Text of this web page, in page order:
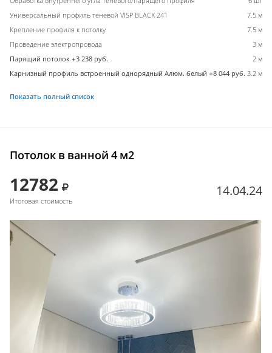
Универсальный профиль теневой VISP BLACK 241
7.5 м
Крепление профиля к потолку
7.5 м
Проведение электропровода
3 м
Парящий потолок +3 238 руб.
2 м
Карнизный профиль встроенный однорядный Алюм. белый +8 044 руб. 3.2 м
Показать полный список
Потолок в ванной 4 м2
12782
Итоговая стоимость
14.04.24